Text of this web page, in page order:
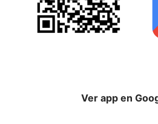
Ver app en